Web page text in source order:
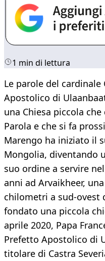
1 min di lettura
Le parole del
Apostolico di
una Chiesa piccola
Parola e che si fa
Marengo ha iniziato il
Mongolia, diventando
suo ordine a servire
anni ad Arvaikheer,
chilometri a sud-ovest
fondato una piccola
aprile 2020, Papa
Prefetto Apostolico di
titolare di Castra